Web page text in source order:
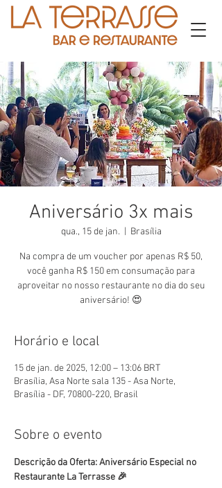
Aniversário 3x mais
qua., 15 de jan. Brasília
Na compra de um voucher por apenas R$ 50,
você ganha R$ 150 em consumação para
aproveitar no nosso restaurante no dia do seu
aniversário! 😍
Horário e local
15 de jan. de 2025, 12:00 – 13:06 BRT
Brasília, Asa Norte sala 135 - Asa Norte,
Brasília - DF, 70800-220, Brasil
Sobre o evento
Descrição da Oferta: Aniversário Especial no
Restaurante La Terrasse 🎉